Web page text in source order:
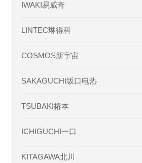
IWAKI易威奇
LINTEC琳得科
COSMOS新宇宙
SAKAGUCHI坂口电热
TSUBAKI椿本
ICHIGUCHI一口
KITAGAWA北川